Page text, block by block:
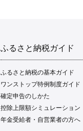
ふるさと納税ガイド
ふるさと納税の基本ガイド
ワンストップ特例制度ガイド
確定申告のしかた
控除上限額シミュレーション
年金受給者・自営業者の方へ